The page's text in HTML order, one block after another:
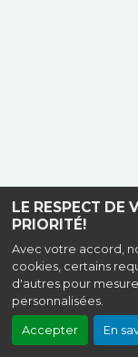
LE RESPECT DE
PRIORITÉ!
Avec votre accord,
cookies, certains
d'autres pour
personnalisées.
Accepter En